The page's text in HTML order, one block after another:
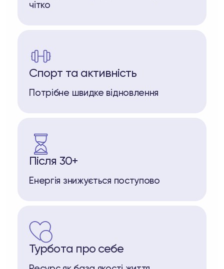
чітко
Спорт та активність
Потрібне швидке відновлення
Після 30+
Енергія знижується поступово
Турбота про себе